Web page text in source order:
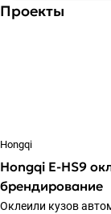
Проекты
Hongqi
Hongqi E-HS9
брендирование
Оклеили кузов